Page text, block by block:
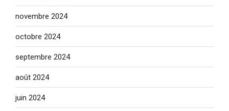
novembre 2024
octobre 2024
septembre 2024
août 2024
juin 2024